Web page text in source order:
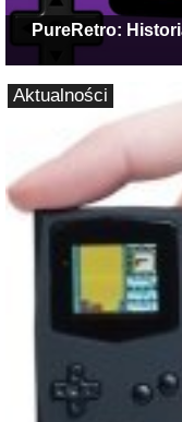
PureRetro:
Aktualności